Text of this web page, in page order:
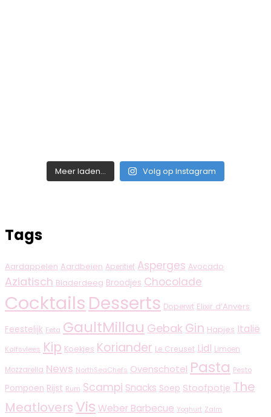
Meer laden... Volg op Instagram
Tags
Aardappelen Aardbeien Aperitief Asperges Avocado
Aziatisch Bladerdeeg Broodjes Chocolade
Cocktails Desserts Doperwt Elixir d’Anvers
Feestelijk Feta GaultMillau Gebak Gin Hapjes Italië
Kalfsvlees Kip Koekjes Koriander Le Creuset Lidl Limoen
Mozzarella News NorthSeaChefs Ovenschotel Pasta Pesto
Pompoen Rijst Rum Scampi Snacks Soep Stoofpotje The
Meatlovers Vis Weber Barbecue Yoghurt Zalm